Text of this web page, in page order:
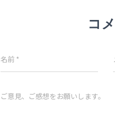
コ
名前 *
ご意見、ご感想をお願いします。